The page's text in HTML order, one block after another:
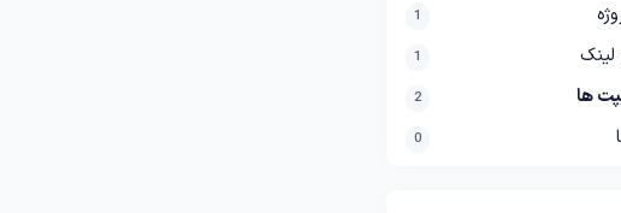
1
لینک 1
ها 2
0